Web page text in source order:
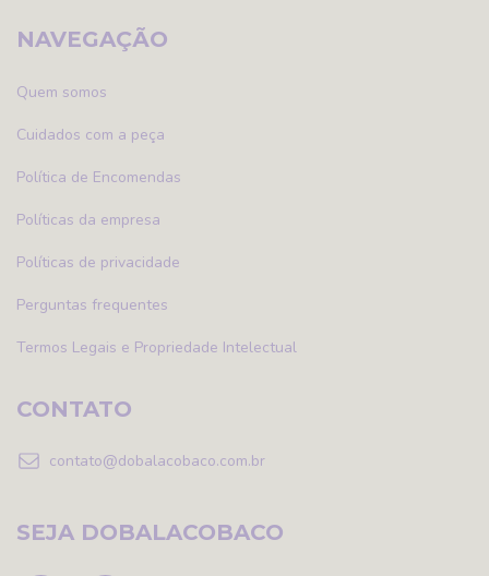
NAVEGAÇÃO
Quem somos
Cuidados com a peça
Política de Encomendas
Políticas da empresa
Políticas de privacidade
Perguntas frequentes
Termos Legais e Propriedade Intelectual
CONTATO
contato@dobalacobaco.com.br
SEJA DOBALACOBACO